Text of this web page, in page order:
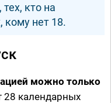
кто на
кому нет 18.
можно только
28 календарных